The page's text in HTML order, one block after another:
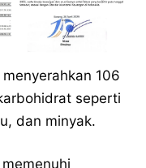
106
seperti
dan minyak.